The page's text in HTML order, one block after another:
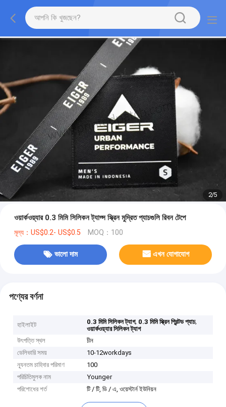
2/5
ওয়ার্কওয়্যার 0.3 মিমি সিলিকন ট্যাগ্স স্ক্রিন মুদ্রিত প্যাচগুলি রিবন টেপে
মূল্য：US$0.2- US$0.5 MOQ：100
ভালো দাম এখন যোগাযোগ
পণ্যের বর্ণনা
হাইলাইট 0.3 মিমি সিলিকন ট্যাগ, 0.3 মিমি স্ক্রিন প্রিন্টড প্যাচ,
ওয়ার্কওয়্যার সিলিকন ট্যাগ
উৎপত্তি স্থল
চীন
ডেলিভারি সময়
10-12workdays
ন্যূনতম চাহিদার পরিমাণ
100
পরিচিতিমুলক নাম
Younger
পরিশোধের শর্ত
টি / টি, ডি / এ, ওয়েস্টার্ন ইউনিয়ন